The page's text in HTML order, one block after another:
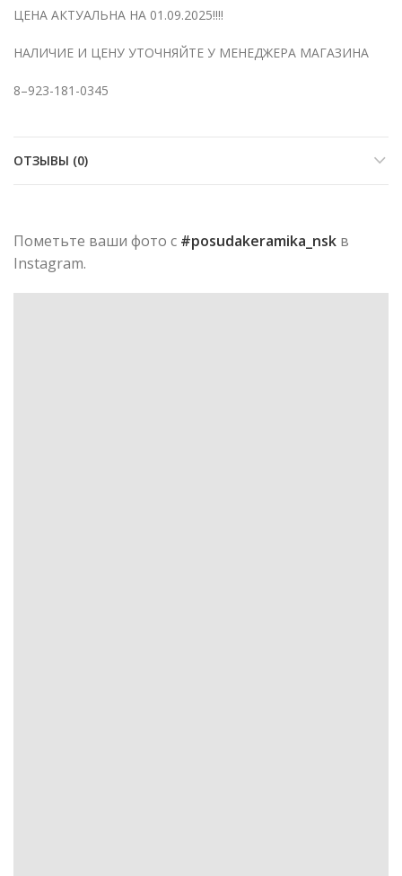
ЦЕНА АКТУАЛЬНА НА 01.09.2025!!!!
НАЛИЧИЕ И ЦЕНУ УТОЧНЯЙТЕ У МЕНЕДЖЕРА МАГАЗИНА
8–923-181-0345
ОТЗЫВЫ (0)
Пометьте ваши фото с #posudakeramika_nsk в
Instagram.